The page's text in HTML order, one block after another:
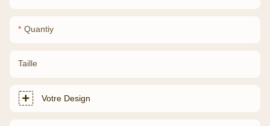
Quantiy
Taille
Votre Design